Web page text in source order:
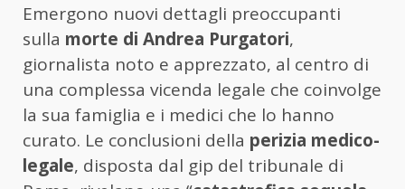
Emergono nuovi dettagli preoccupanti
sulla morte di Andrea Purgatori,
giornalista noto e apprezzato, al centro di
una complessa vicenda legale che coinvolge
la sua famiglia e i medici che lo hanno
curato. Le conclusioni della perizia medico-
legale, disposta dal gip del tribunale di